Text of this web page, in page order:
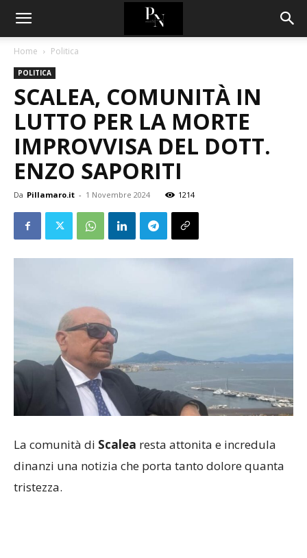
Home Politica
POLITICA
SCALEA, COMUNITÀ IN
LUTTO PER LA MORTE
IMPROVVISA DEL DOTT.
ENZO SAPORITI
Da Pillamaro.it - 1 Novembre 2024 1214
La comunità di Scalea resta attonita e incredula
dinanzi una notizia che porta tanto dolore quanta
tristezza.